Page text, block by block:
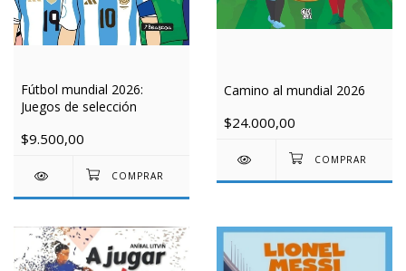
Fútbol mundial 2026:
Juegos de selección
$9.500,00
Camino al mundial 2026
$24.000,00